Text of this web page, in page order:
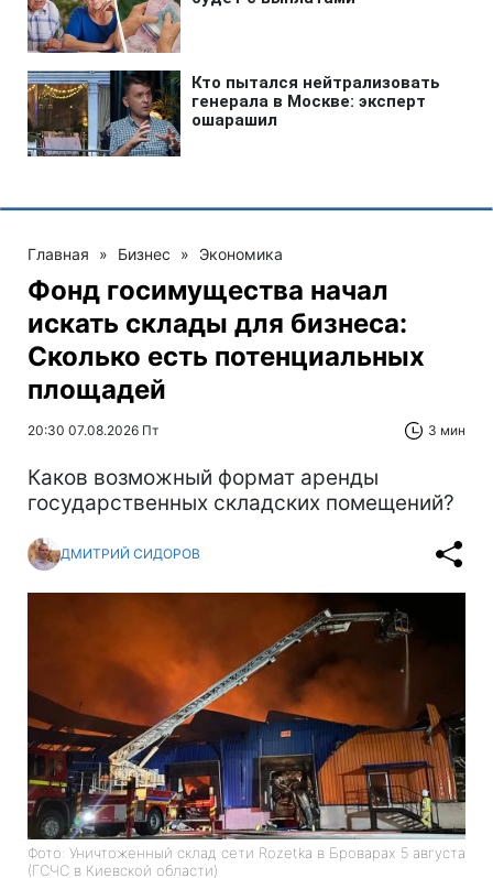
Главная » Бизнес » Экономика
Фонд госимущества начал
искать склады для бизнеса:
Сколько есть потенциальных
площадей
20:30 07.08.2026 Пт 3 мин
Каков возможный формат аренды
государственных складских помещений?
ДМИТРИЙ СИДОРОВ
Фото: Уничтоженный склад сети Rozetka в Броварах 5 августа
(ГСЧС в Киевской области)